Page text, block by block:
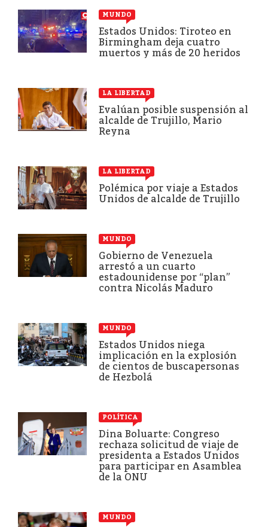
MUNDO
Estados Unidos: Tiroteo en
Birmingham deja cuatro
muertos y más de 20 heridos
LA LIBERTAD
Evalúan posible suspensión al
alcalde de Trujillo, Mario
Reyna
LA LIBERTAD
Polémica por viaje a Estados
Unidos de alcalde de Trujillo
MUNDO
Gobierno de Venezuela
arrestó a un cuarto
estadounidense por “plan”
contra Nicolás Maduro
MUNDO
Estados Unidos niega
implicación en la explosión
de cientos de buscapersonas
de Hezbolá
POLÍTICA
Dina Boluarte: Congreso
rechaza solicitud de viaje de
presidenta a Estados Unidos
para participar en Asamblea
de la ONU
MUNDO